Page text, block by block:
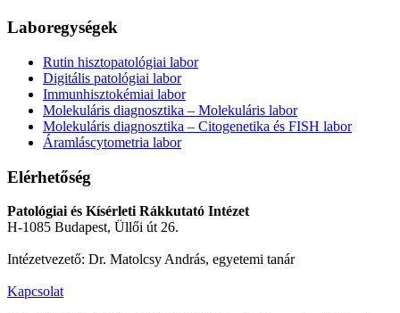
Laboregységek
Rutin hisztopatológiai labor
Digitális patológiai labor
Immunhisztokémiai labor
Molekuláris diagnosztika – Molekuláris labor
Molekuláris diagnosztika – Citogenetika és FISH labor
Áramláscytometria labor
Elérhetőség
Patológiai és Kísérleti Rákkutató Intézet
H-1085 Budapest, Üllői út 26.
Intézetvezető: Dr. Matolcsy András, egyetemi tanár
Kapcsolat